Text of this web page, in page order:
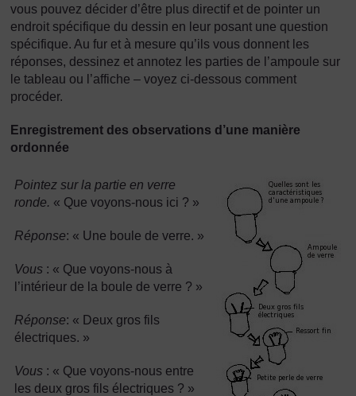
vous pouvez décider d’être plus directif et de pointer un
endroit spécifique du dessin en leur posant une question
spécifique. Au fur et à mesure qu’ils vous donnent les
réponses, dessinez et annotez les parties de l’ampoule sur
le tableau ou l’affiche – voyez ci-dessous comment
procéder.
Enregistrement des observations d’une manière
ordonnée
Pointez sur la partie en verre
ronde. « Que voyons-nous ici ? »
Réponse: « Une boule de verre. »
Vous : « Que voyons-nous à
l’intérieur de la boule de verre ? »
Réponse: « Deux gros fils
électriques. »
Vous : « Que voyons-nous entre
les deux gros fils électriques ? »